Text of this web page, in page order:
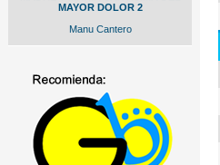
MAYOR DOLOR 2
Manu Cantero